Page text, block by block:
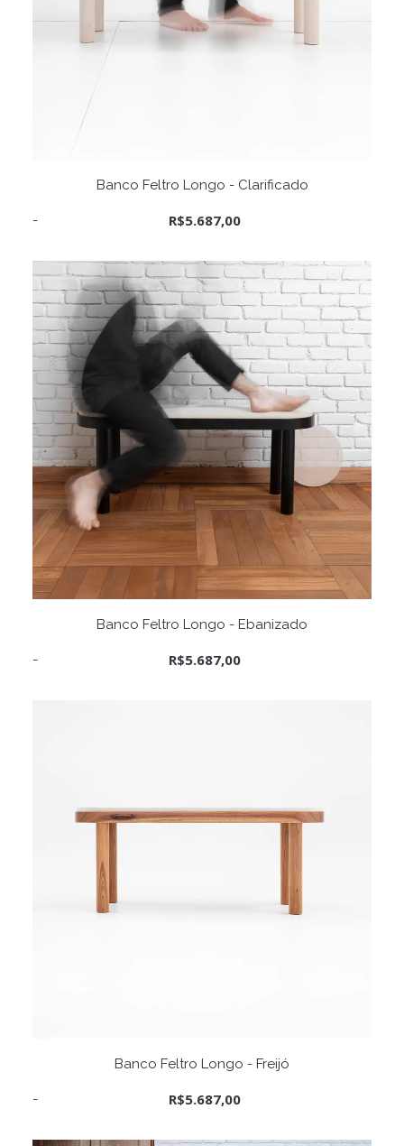
ADICIONAR AO CARRINHO
Banco Feltro Longo - Clarificado
R$5.687,00
ADICIONAR AO CARRINHO
Banco Feltro Longo - Ebanizado
R$5.687,00
ADICIONAR AO CARRINHO
Banco Feltro Longo - Freijó
R$5.687,00